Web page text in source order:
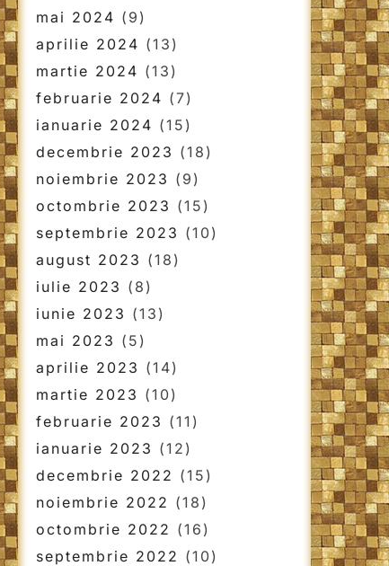
mai 2024 (9)
aprilie 2024 (13)
martie 2024 (13)
februarie 2024 (7)
ianuarie 2024 (15)
decembrie 2023 (18)
noiembrie 2023 (9)
octombrie 2023 (15)
septembrie 2023 (10)
august 2023 (18)
iulie 2023 (8)
iunie 2023 (13)
mai 2023 (5)
aprilie 2023 (14)
martie 2023 (10)
februarie 2023 (11)
ianuarie 2023 (12)
decembrie 2022 (15)
noiembrie 2022 (18)
octombrie 2022 (16)
septembrie 2022 (10)